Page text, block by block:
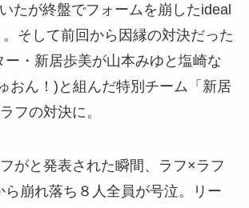
たが終盤でフォームを崩したideal
そして前回から因縁の対決だった
ー・新居歩美が山本みゆと塩崎な
おん！)と組んだ特別チーム「新居
フの対決に。
がと発表された瞬間、ラフ×ラフ
ら崩れ落ち８人全員が号泣。リー